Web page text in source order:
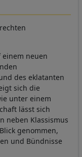
neuen
des eklatanten
sich die
unter einem
lässt sich
neben Klassismus
genommen,
und Bündnisse